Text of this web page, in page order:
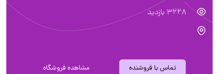
3228 بازدید
تماس با فروشنده مشاهده فروشگاه